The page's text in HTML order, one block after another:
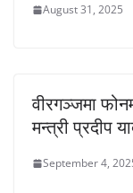
August 31, 2025
वीरगञ्जमा
मन्त्री प्रदीप
September 4,